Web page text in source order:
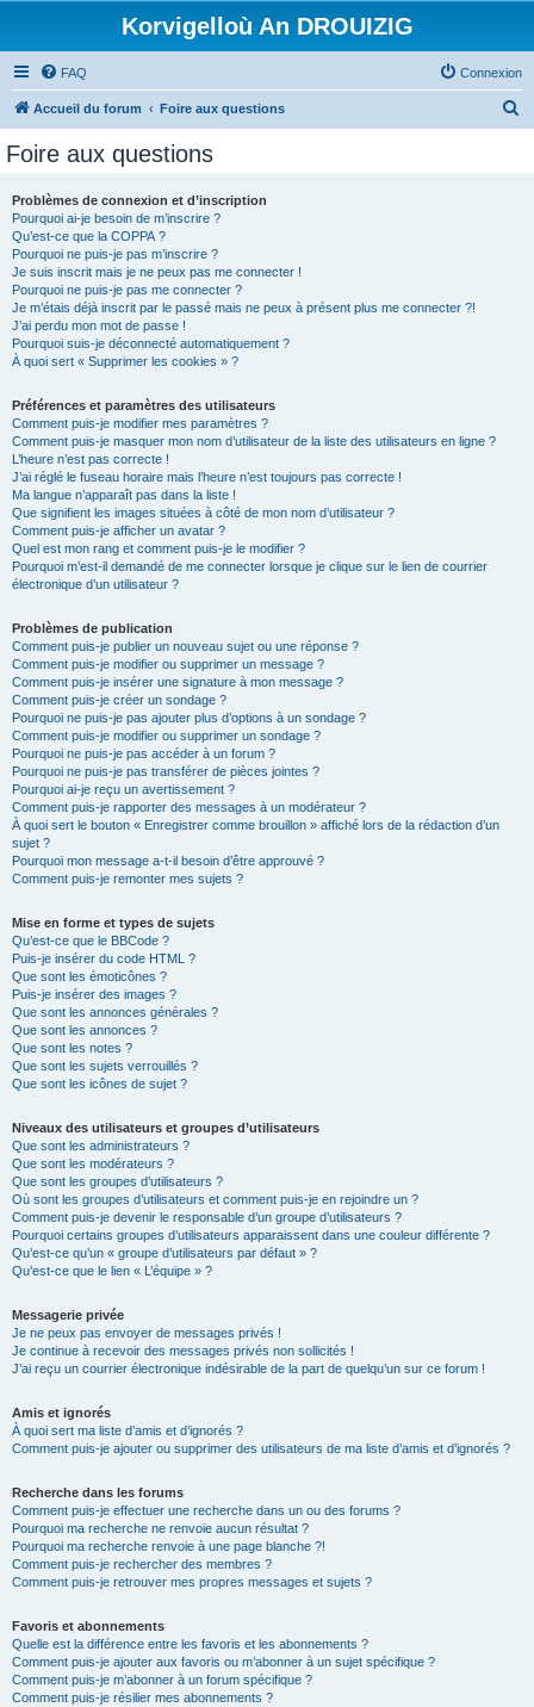
Korvigelloù An DROUIZIG
FAQ Connexion
Accueil du forum Foire aux questions
Foire aux questions
Problèmes de connexion et d’inscription
Pourquoi ai-je besoin de m’inscrire ?
Qu’est-ce que la COPPA ?
Pourquoi ne puis-je pas m’inscrire ?
Je suis inscrit mais je ne peux pas me connecter !
Pourquoi ne puis-je pas me connecter ?
Je m’étais déjà inscrit par le passé mais ne peux à présent plus me connecter ?!
J’ai perdu mon mot de passe !
Pourquoi suis-je déconnecté automatiquement ?
À quoi sert « Supprimer les cookies » ?
Préférences et paramètres des utilisateurs
Comment puis-je modifier mes paramètres ?
Comment puis-je masquer mon nom d’utilisateur de la liste des utilisateurs en ligne ?
L’heure n’est pas correcte !
J’ai réglé le fuseau horaire mais l’heure n’est toujours pas correcte !
Ma langue n’apparaît pas dans la liste !
Que signifient les images situées à côté de mon nom d’utilisateur ?
Comment puis-je afficher un avatar ?
Quel est mon rang et comment puis-je le modifier ?
Pourquoi m’est-il demandé de me connecter lorsque je clique sur le lien de courrier
électronique d’un utilisateur ?
Problèmes de publication
Comment puis-je publier un nouveau sujet ou une réponse ?
Comment puis-je modifier ou supprimer un message ?
Comment puis-je insérer une signature à mon message ?
Comment puis-je créer un sondage ?
Pourquoi ne puis-je pas ajouter plus d’options à un sondage ?
Comment puis-je modifier ou supprimer un sondage ?
Pourquoi ne puis-je pas accéder à un forum ?
Pourquoi ne puis-je pas transférer de pièces jointes ?
Pourquoi ai-je reçu un avertissement ?
Comment puis-je rapporter des messages à un modérateur ?
À quoi sert le bouton « Enregistrer comme brouillon » affiché lors de la rédaction d’un
sujet ?
Pourquoi mon message a-t-il besoin d’être approuvé ?
Comment puis-je remonter mes sujets ?
Mise en forme et types de sujets
Qu’est-ce que le BBCode ?
Puis-je insérer du code HTML ?
Que sont les émoticônes ?
Puis-je insérer des images ?
Que sont les annonces générales ?
Que sont les annonces ?
Que sont les notes ?
Que sont les sujets verrouillés ?
Que sont les icônes de sujet ?
Niveaux des utilisateurs et groupes d’utilisateurs
Que sont les administrateurs ?
Que sont les modérateurs ?
Que sont les groupes d’utilisateurs ?
Où sont les groupes d’utilisateurs et comment puis-je en rejoindre un ?
Comment puis-je devenir le responsable d’un groupe d’utilisateurs ?
Pourquoi certains groupes d’utilisateurs apparaissent dans une couleur différente ?
Qu’est-ce qu’un « groupe d’utilisateurs par défaut » ?
Qu’est-ce que le lien « L’équipe » ?
Messagerie privée
Je ne peux pas envoyer de messages privés !
Je continue à recevoir des messages privés non sollicités !
J’ai reçu un courrier électronique indésirable de la part de quelqu’un sur ce forum !
Amis et ignorés
À quoi sert ma liste d’amis et d’ignorés ?
Comment puis-je ajouter ou supprimer des utilisateurs de ma liste d’amis et d’ignorés ?
Recherche dans les forums
Comment puis-je effectuer une recherche dans un ou des forums ?
Pourquoi ma recherche ne renvoie aucun résultat ?
Pourquoi ma recherche renvoie à une page blanche ?!
Comment puis-je rechercher des membres ?
Comment puis-je retrouver mes propres messages et sujets ?
Favoris et abonnements
Quelle est la différence entre les favoris et les abonnements ?
Comment puis-je ajouter aux favoris ou m’abonner à un sujet spécifique ?
Comment puis-je m’abonner à un forum spécifique ?
Comment puis-je résilier mes abonnements ?